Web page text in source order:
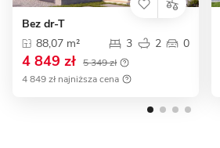
Bez dr-T
88,07 m²
3 2 0
4 849 zł 5 349 zł
4 849 zł najniższa cena